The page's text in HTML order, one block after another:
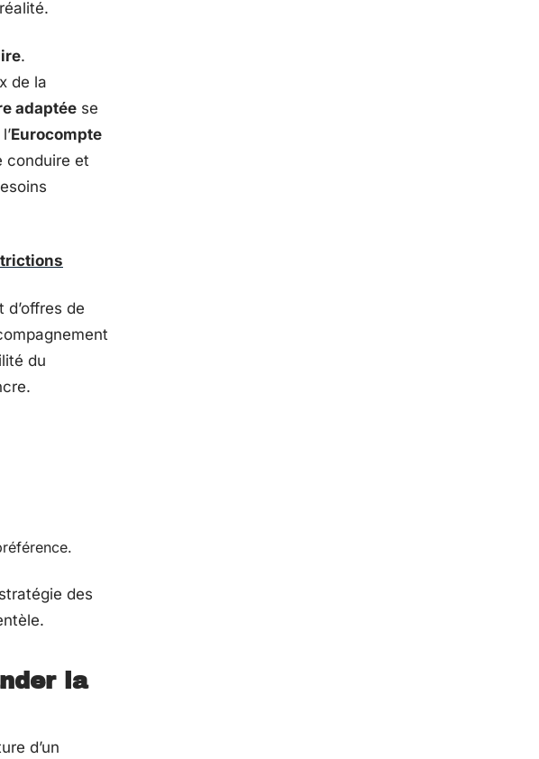
.
de la
adaptée se
Eurocompte
conduire et
d’offres de
du
des
la
d’un